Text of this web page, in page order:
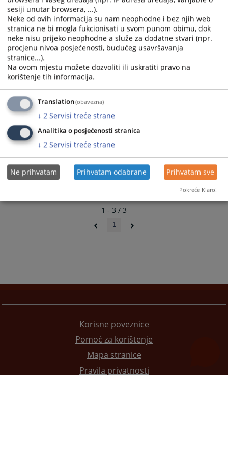
calendar
and
select
a
date.
Press
the
mark
key
get
the
shortcuts
for
calendar
and
select
a
date.
Press
key
to
get
the
shortcuts
for
20.02.2026.
Instrukcije za postupanje
1 - 3 / 3
1
Korisne poveznice
Pomoć za korištenje
Mapa stranice
Pravila privatnosti
sesiji unutar browsera, ...).
Neke od ovih informacija su nam neophodne i bez njih web
stranica ne bi mogla fukcionisati u svom punom obimu, dok
neke nisu prijeko neophodne a služe za dodatne stvari (npr.
procjenu nivoa posjećenosti, budućeg usavršavanja
stranice...).
Na ovom mjestu možete dozvoliti ili uskratiti pravo na
korištenje tih informacija.
Translation(obavezna)
↓ 2 Servisi treće strane
Analitika o posjećenosti stranica
↓ 2 Servisi treće strane
Ne prihvatam Prihvatam odabrane Prihvatam sve
Pokreće Klaro!